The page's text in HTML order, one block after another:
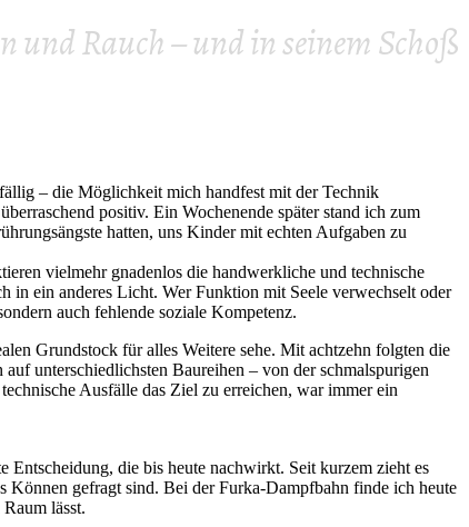
und Rauch – und in seinem Schoß
– die Möglichkeit mich handfest mit der Technik
positiv. Ein Wochenende später stand ich zum
hatten, uns Kinder mit echten Aufgaben zu
vielmehr gnadenlos die handwerkliche und technische
in ein anderes Licht. Wer Funktion mit Seele verwechselt oder
auch fehlende soziale Kompetenz.
Grundstock für alles Weitere sehe. Mit achtzehn folgten die
unterschiedlichsten Baureihen – von der schmalspurigen
Ausfälle das Ziel zu erreichen, war immer ein
Entscheidung, die bis heute nachwirkt. Seit kurzem zieht es
gefragt sind. Bei der Furka-Dampfbahn finde ich heute
lässt.